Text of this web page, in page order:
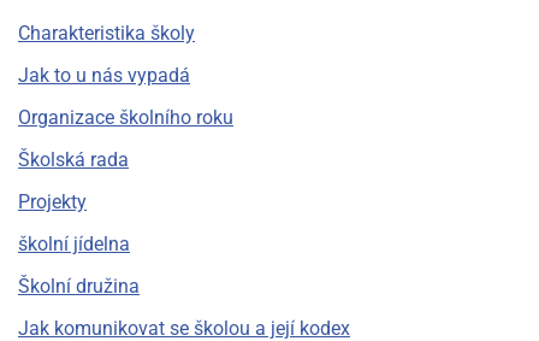
Charakteristika školy
Jak to u nás vypadá
Organizace školního roku
Školská rada
Projekty
školní jídelna
Školní družina
Jak komunikovat se školou a její kodex